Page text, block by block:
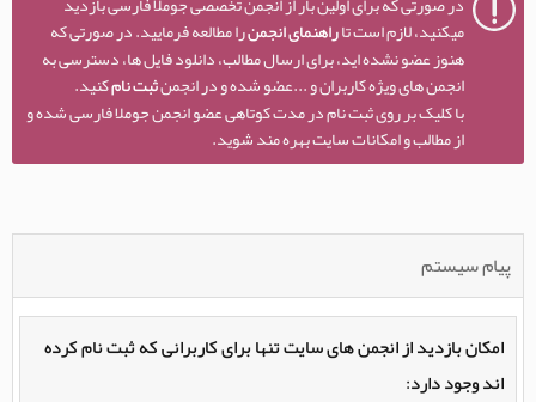
میکنید، لازم است تاراهنمای انجمنرا مطالعه فرمایید. در صورتی که
هنوز عضو نشده اید، برای ارسال مطالب، دانلود فایل ها، دسترسی به
انجمن های ویژه کاربران و ...عضو شده و در انجمنثبت نامکنید.
با کلیک بر روی ثبت نام در مدت کوتاهی عضو انجمن جوملا فارسی شده و
از مطالب و امکانات سایت بهره مند شوید.
پیام سیستم
امکان بازدید از انجمن های سایت تنها برای کاربرانی که ثبت نام کرده
اند وجود دارد: